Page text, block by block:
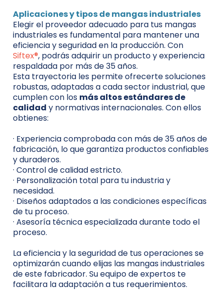
Aplicaciones y tipos de mangas industriales
Elegir el proveedor adecuado para tus mangas
industriales es fundamental para mantener una
eficiencia y seguridad en la producción. Con
Siftex®, podrás adquirir un producto y experiencia
respaldada por más de 35 años.
Esta trayectoria les permite ofrecerte soluciones
robustas, adaptadas a cada sector industrial, que
cumplen con los más altos estándares de
calidad y normativas internacionales. Con ellos
obtienes:
· Experiencia comprobada con más de 35 años de
fabricación, lo que garantiza productos confiables
y duraderos.
· Control de calidad estricto.
· Personalización total para tu industria y
necesidad.
· Diseños adaptados a las condiciones específicas
de tu proceso.
· Asesoría técnica especializada durante todo el
proceso.
La eficiencia y la seguridad de tus operaciones se
optimizarán cuando elijas las mangas industriales
de este fabricador. Su equipo de expertos te
facilitara la adaptación a tus requerimientos.